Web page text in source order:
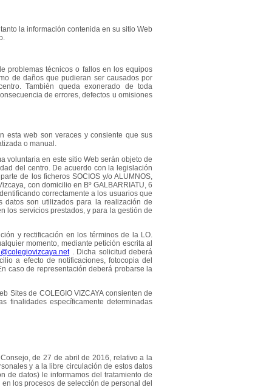
la información contenida en su sitio Web
problemas técnicos o fallos en los equipos
de daños que pudieran ser causados por
También queda exonerado de toda
de errores, defectos u omisiones
esta web son veraces y consiente que sus
o manual.
voluntaria en este sitio Web serán objeto de
del centro. De acuerdo con la legislación
de los ficheros SOCIOS y/o ALUMNOS,
con domicilio en Bº GALBARRIATU, 6
correctamente a los usuarios que
datos son utilizados para la realización de
los servicios prestados, y para la gestión de
y rectificación en los términos de la LO.
momento, mediante petición escrita al
. Dicha solicitud deberá
a efecto de notificaciones, fotocopia del
caso de representación deberá probarse la
Sites de COLEGIO VIZCAYA consienten de
finalidades específicamente determinadas
de 27 de abril de 2016, relativo a la
y a la libre circulación de estos datos
de datos) le informamos del tratamiento de
los procesos de selección de personal del